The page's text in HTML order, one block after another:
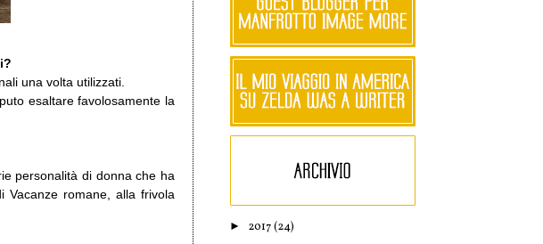
una volta utilizzati.
esaltare favolosamente la
personalità di donna che ha
Vacanze romane, alla frivola
► 2017(24)